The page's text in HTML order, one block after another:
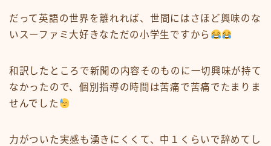
だって英語の世界を離れれば、世間にはさほど興味のな
いスーファミ大好きなただの小学生 ですから
和訳したところで新聞の内容そのものに一切興味が持て
なかったので、個別指導の時間は苦痛で苦痛でたまりま
せんでした
力がついた実感も湧きにくくて、中１くらいで辞めてし